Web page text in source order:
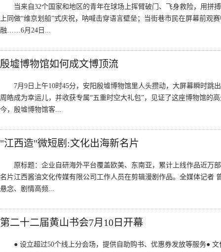
当来自32个国家和地区的青年在球场上挥臂破门、飞身救险，用拼
上同做“维京划船”式庆祝，呐喊击穿语言壁垒；当街巷市民在屏幕前观
融……6月24日...
殷墟博物馆如何成文博顶流
7月9日上午10时45分，安阳殷墟博物馆里人头攒动，大屏幕瞬时跳
周皓成为幸运儿，并收获专属“五重时空大礼包”，见证了这座博物馆的
今，殷墟博物馆客...
"江西造"微短剧:文化出海新名片
原标题：企业自研海外平台覆盖欧美、东南亚，累计上线作品近万
名片江西酱油文化传媒有限公司工作人员在剪辑漫剧作品。全媒体记者
悬念、剧情高频...
第二十二届黄山书会7月10日开幕
● 设立超过50个线上分会场，提供自助购书、优惠券发放等服务●